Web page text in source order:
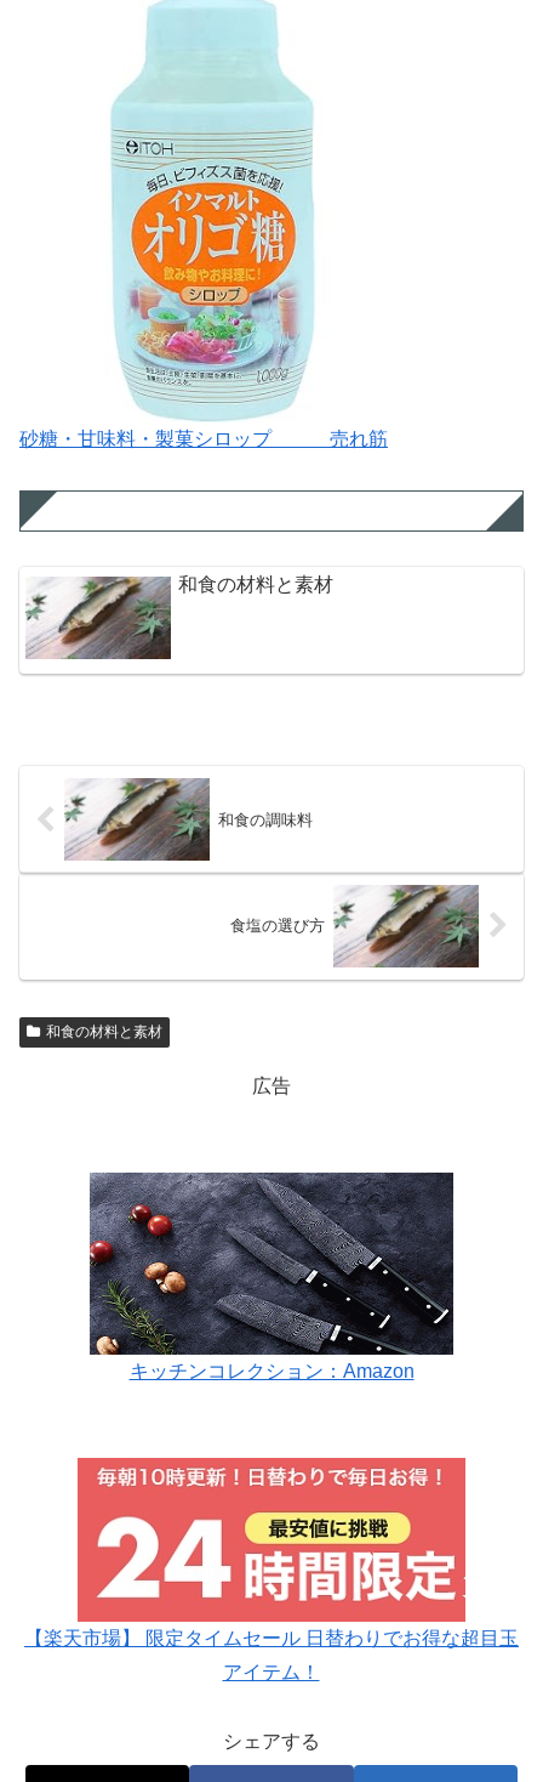
砂糖・甘味料・製菓シロップ 売れ筋
和食の材料と素材
和食の調味料
食塩の選び方
和食の材料と素材
広告
キッチンコレクション：Amazon
【楽天市場】 限定タイムセール 日替わりでお得な超目玉
アイテム！
シェアする